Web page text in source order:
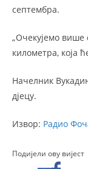
септембра.
„Очекујемо више
километра, која
Начелник
дјецу.
Извор: Радио
Подијели ову вијест